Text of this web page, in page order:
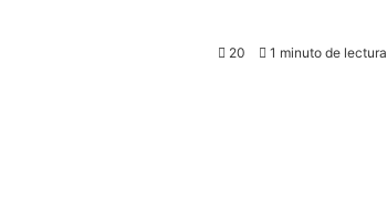
20 1 minuto de lectura